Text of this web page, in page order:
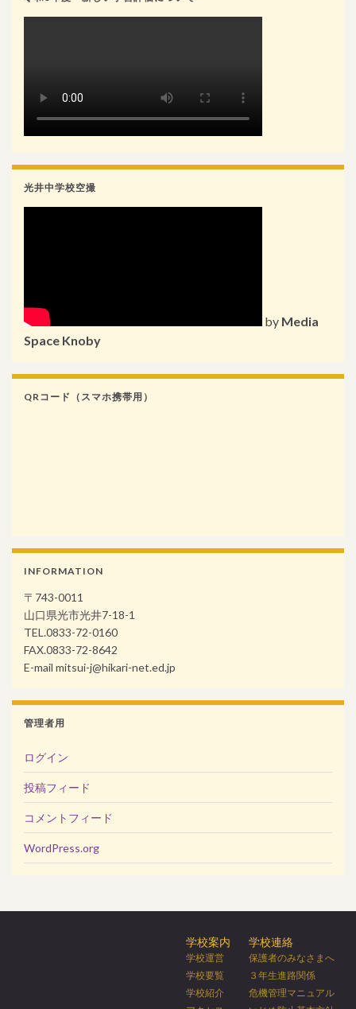
光井中学校空撮
by Media
Space Knoby
QRコード（スマホ携帯用）
INFORMATION
〒743-0011
山口県光市光井7-18-1
TEL.0833-72-0160
FAX.0833-72-8642
E-mail mitsui-j@hikari-net.ed.jp
管理者用
ログイン
投稿フィード
コメントフィード
WordPress.org
学校案内
学校運営
学校要覧
学校紹介
学校連絡
保護者のみなさまへ
３年生進路関係
危機管理マニュアル